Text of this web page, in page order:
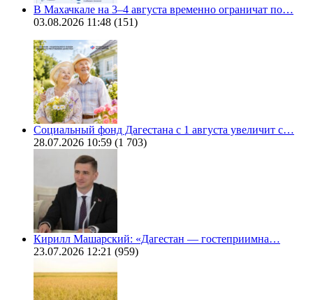
В Махачкале на 3–4 августа временно ограничат по…
03.08.2026 11:48 (151)
Социальный фонд Дагестана с 1 августа увеличит с…
28.07.2026 10:59 (1 703)
Кирилл Машарский: «Дагестан — гостеприимна…
23.07.2026 12:21 (959)